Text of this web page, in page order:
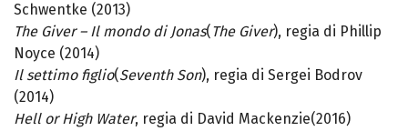
Schwentke (2013)
The Giver – Il mondo di Jonas( The Giver), regia di Phillip
Noyce (2014)
Il settimo figlio(Seventh Son), regia di Sergei Bodrov
(2014)
Hell or High Water, regia di David Mackenzie(2016)